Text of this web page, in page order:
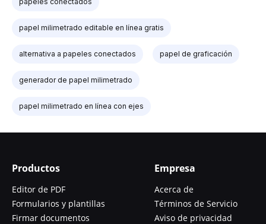
papel milimetrado editable en línea gratis
alternativa a papeles conectados papel de graficación
generador de papel milimetrado
papel milimetrado en línea con ejes
Productos
Editor de PDF
Formularios y plantillas
Firmar documentos
Empresa
Acerca de
Términos de Servicio
Aviso de privacidad